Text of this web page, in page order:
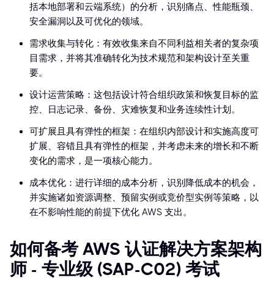
括本地部署和云端系统）的分析，识别痛点、性能瓶颈、
安全漏洞以及可优化的领域。
需求收集与转化：有效收集来自不同利益相关者的复杂项
目需求，并将其准确转化为技术规范和架构设计至关重
要。
设计运营策略：这包括设计符合组织政策和恢复目标的监
控、日志记录、备份、灾难恢复和业务连续性计划。
可扩展且具有弹性的框架：在组织内部设计和实施高度可
扩展、容错且具有弹性的框架，并考虑未来的增长和不断
变化的需求，是一项核心能力。
成本优化：进行详细的成本分析，识别降低成本的机会，
并实施诸如资源调整、预留实例或竞价型实例等策略，以
在不影响性能的前提下优化 AWS 支出。
如何备考 AWS 认证解决方案架构
师 - 专业级 (SAP-C02) 考试